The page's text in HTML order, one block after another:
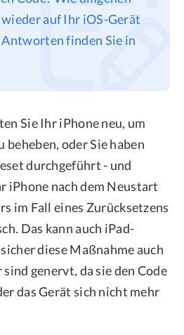
wieder auf Ihr iOS-Gerät
finden Sie in
Sie Ihr iPhone neu, um
oder Sie haben
durchgeführt - und
nach dem Neustart
im Fall eines Zurücksetzens
Das kann auch iPad-
diese Maßnahme auch
genervt, da sie den Code
das Gerät sich nicht mehr